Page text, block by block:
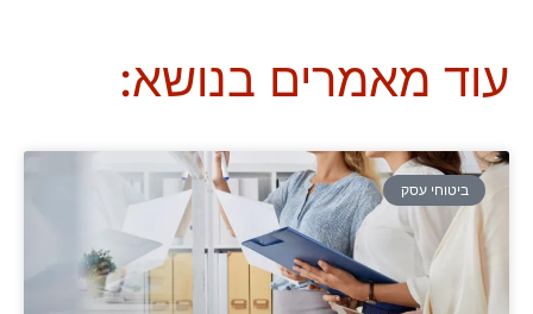
עוד מאמרים בנושא:
ביטוחי עסק